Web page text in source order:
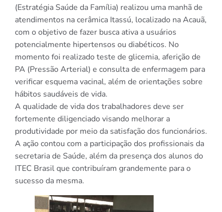
(Estratégia Saúde da Família) realizou uma manhã de
atendimentos na cerâmica Itassú, localizado na Acauã,
com o objetivo de fazer busca ativa a usuários
potencialmente hipertensos ou diabéticos. No
momento foi realizado teste de glicemia, aferição de
PA (Pressão Arterial) e consulta de enfermagem para
verificar esquema vacinal, além de orientações sobre
hábitos saudáveis de vida.
A qualidade de vida dos trabalhadores deve ser
fortemente diligenciado visando melhorar a
produtividade por meio da satisfação dos funcionários.
A ação contou com a participação dos profissionais da
secretaria de Saúde, além da presença dos alunos do
ITEC Brasil que contribuíram grandemente para o
sucesso da mesma.